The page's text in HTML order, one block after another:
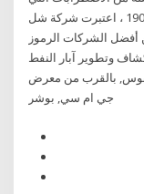
أثرت في الشركات على حد سواء. في عام 1904 ، اعتبرت شركة شل
الشركات الرموز
وتطوير آبار النفط
بالقرب من معرض
جي ام سي, بوشر